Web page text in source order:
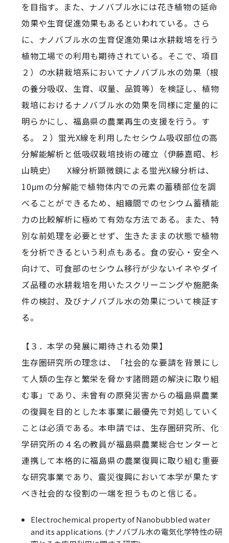
を目指す。また、ナノバブル水には花き植物の延命
効果や生育促進効果もあるといわれている。さら
に、ナノバブル水の生育促進効果は水耕栽培を行う
植物工場での利用も期待されている。そこで、項目
２）の水耕栽培系においてナノバブル水の効果（根
の養分吸収、生育、収量、品質等）を検証し、植物
栽培におけるナノバブル水の効果を同様に定量的に
明らかにし、福島県の農業再生の支援を行う。す
る。 ２）蛍光X線を利用したセシウム吸収部位の高
分解能解析と低吸収栽培技術の確立（伊藤嘉昭、杉
山暁史） X線分析顕微鏡による蛍光X線分析は、
10μmの分解能で植物体内での元素の蓄積部位を調
べることができるため、組織間でのセシウム蓄積能
力の比較解析に極めて有効な方法である。また、特
別な前処理を必要とせず、生きたままの状態で植物
を分析できるという利点もある。食の安心・安全へ
向けて、可食部のセシウム移行が少ないイネやダイ
ズ品種の水耕栽培を用いたスクリーニングや施肥条
件の検討、及びナノバブル水の効果について検証す
る。
【３．本学の発展に期待される効果】
生存圏研究所の理念は、「社会的な要請を背景にし
て人類の生存と繁栄を脅かす諸問題の解決に取り組
む事」であり、未曾有の原発災害からの福島県農業
の復興を目的とした本事業に最優先で対処していく
ことは必須である。本申請では、生存圏研究所、化
学研究所の４名の教員が福島県農業総合センターと
連携して本格的に福島県の農業復興に取り組む重要
な研究事業であり、震災復興において本学が果たす
べき社会的な役割の一端を担うものと信じる。
Electrochemical property of Nanobubbled water
and its applications. (ナノバブル水の電気化学特性の研